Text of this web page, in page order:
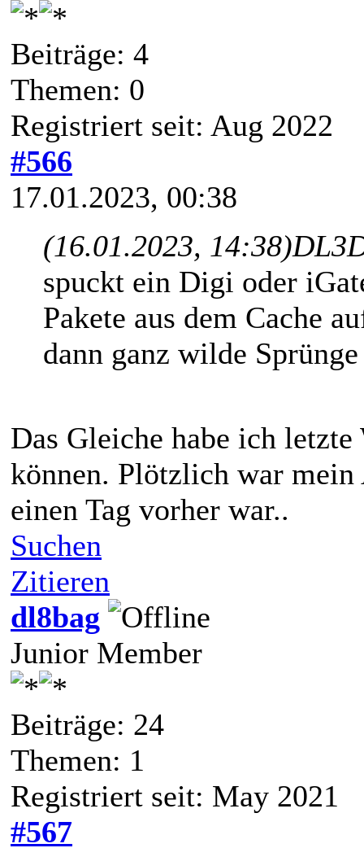
Beiträge: 4
Themen: 0
Registriert seit: Aug 2022
#566
17.01.2023, 00:38
(16.01.2023, 14:38)
spuckt ein Digi oder
Pakete aus dem Cache
dann ganz wilde
Das Gleiche habe ich
können. Plötzlich war
einen Tag vorher war..
Suchen
Zitieren
dl8bag
Junior Member
Beiträge: 24
Themen: 1
Registriert seit: May 2021
#567